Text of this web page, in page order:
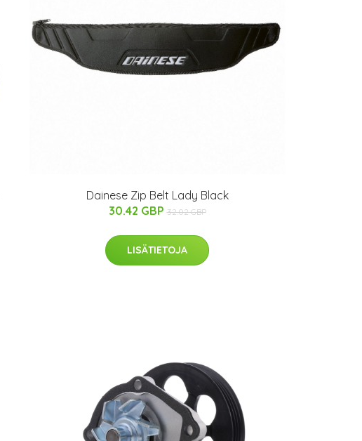
Dainese Zip Belt Lady Black
30.42 GBP 32.02 GBP
LISÄTIETOJA